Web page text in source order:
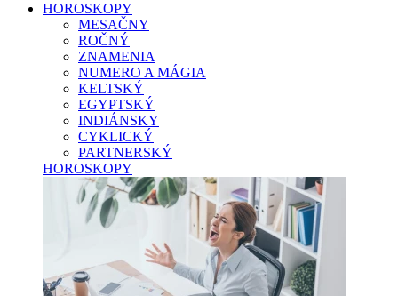
HOROSKOPY
MESAČNY
ROČNÝ
ZNAMENIA
NUMERO A MÁGIA
KELTSKÝ
EGYPTSKÝ
INDIÁNSKY
CYKLICKÝ
PARTNERSKÝ
HOROSKOPY